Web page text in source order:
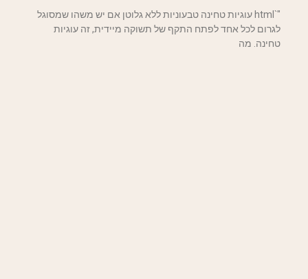
"`html עוגיות טחינה טבעוניות ללא גלוטן אם יש משהו שמסוגל
לגרום לכל אחד לפתח התקף של תשוקה מיידית, זה עוגיות
טחינה. מה